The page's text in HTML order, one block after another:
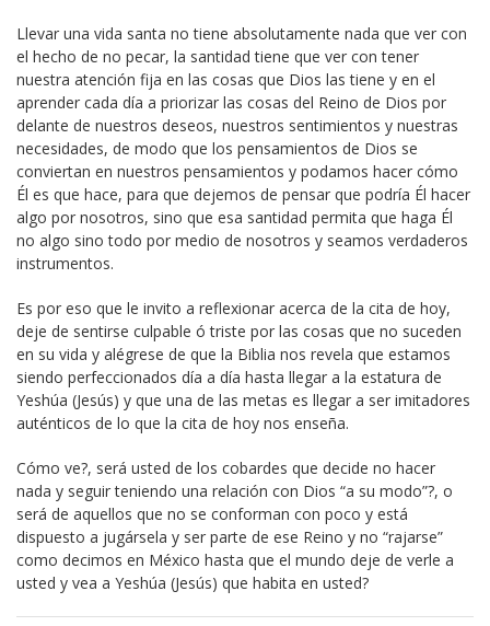
Llevar una vida santa no tiene absolutamente nada que ver con
el hecho de no pecar, la santidad tiene que ver con tener
nuestra atención fija en las cosas que Dios las tiene y en el
aprender cada día a priorizar las cosas del Reino de Dios por
delante de nuestros deseos, nuestros sentimientos y nuestras
necesidades, de modo que los pensamientos de Dios se
conviertan en nuestros pensamientos y podamos hacer cómo
Él es que hace, para que dejemos de pensar que podría Él hacer
algo por nosotros, sino que esa santidad permita que haga Él
no algo sino todo por medio de nosotros y seamos verdaderos
instrumentos.
Es por eso que le invito a reflexionar acerca de la cita de hoy,
deje de sentirse culpable ó triste por las cosas que no suceden
en su vida y alégrese de que la Biblia nos revela que estamos
siendo perfeccionados día a día hasta llegar a la estatura de
Yeshúa (Jesús) y que una de las metas es llegar a ser imitadores
auténticos de lo que la cita de hoy nos enseña.
Cómo ve?, será usted de los cobardes que decide no hacer
nada y seguir teniendo una relación con Dios “a su modo”?, o
será de aquellos que no se conforman con poco y está
dispuesto a jugársela y ser parte de ese Reino y no “rajarse”
como decimos en México hasta que el mundo deje de verle a
usted y vea a Yeshúa (Jesús) que habita en usted?